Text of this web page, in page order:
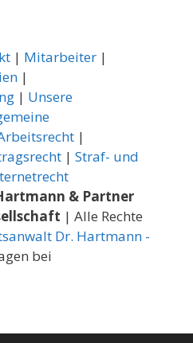
| Mitarbeiter |
|
| Unsere
|
| Straf- und
& Partner
| Alle Rechte
Dr. Hartmann -
bei